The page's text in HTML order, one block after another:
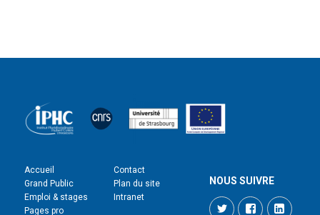
Accueil
Grand Public
Emploi & stages
Pages pro
Contact
Plan du site
Intranet
NOUS SUIVRE
TwitterFacebook